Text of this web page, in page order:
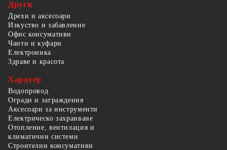
Други
Дрехи и аксесоари
Изкуство и забавление
Офис консумативи
Чанти и куфари
Електроника
Здраве и красота
Хардуер
Водопровод
Огради и заграждения
Аксесоари за инструменти
Електрическо захранване
Отопление, вентилация и
климатични системи
Строителни консумативи